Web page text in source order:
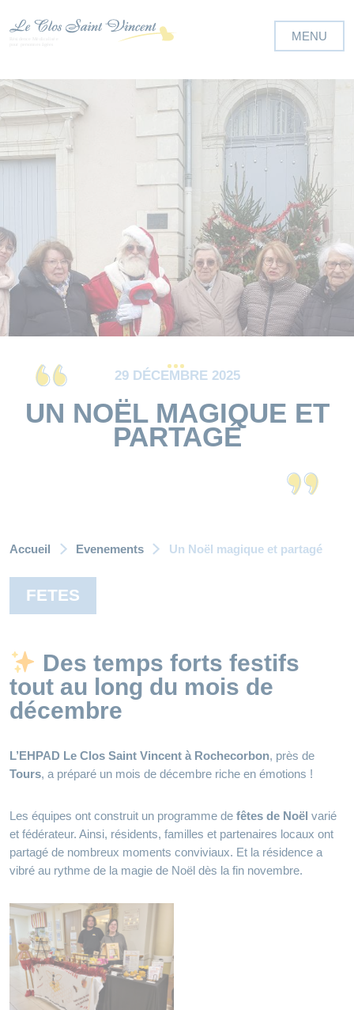
29 DÉCEMBRE 2025
UN NOËL MAGIQUE ET
PARTAGÉ
Accueil Evenements Un Noël magique et partagé
FETES
Des temps forts festifs
tout au long du mois de
décembre
L’EHPAD Le Clos Saint Vincent à Rochecorbon, près de
Tours, a préparé un mois de décembre riche en émotions !
Les équipes ont construit un programme de fêtes de Noël varié
et fédérateur. Ainsi, résidents, familles et partenaires locaux ont
partagé de nombreux moments conviviaux. Et la résidence a
vibré au rythme de la magie de Noël dès la fin novembre.